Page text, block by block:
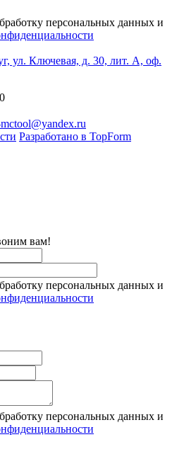
персональных данных и
ул. Ключевая, д. 30, лит. А, оф.
Разработано в TopForm
вам!
персональных данных и
персональных данных и